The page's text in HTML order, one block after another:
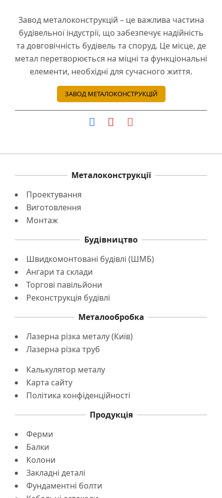
Завод металоконструкцій – це важлива частина
будівельної індустрії, що забезпечує надійність
та довговічність будівель та споруд. Це місце, де
метал перетворюється на міцні та функціональні
елементи, необхідні для сучасного життя.
ЗАВОД МЕТАЛОКОНСТРУКЦІЙ
Металоконструкції
Проектування
Виготовлення
Монтаж
Будівництво
Швидкомонтовані будівлі (ШМБ)
Ангари та склади
Торгові павільйони
Реконструкція будівлі
Металообробка
Лазерна різка металу (Київ)
Лазерна різка труб
Калькулятор металу
Карта сайту
Політика конфіденційності
Продукція
Ферми
Балки
Колони
Закладні деталі
Фундаментні болти